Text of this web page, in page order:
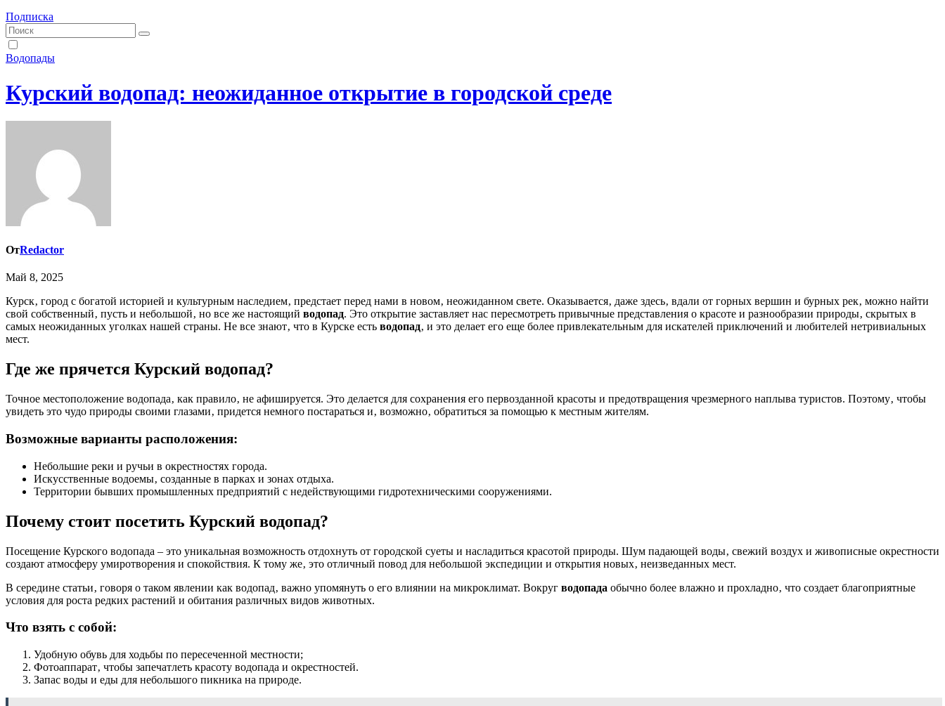
Подписка
Водопады
Курский водопад: неожиданное открытие в городской среде
ОтRedactor
Май 8, 2025
Курск‚ город с богатой историей и культурным наследием‚ предстает перед нами в новом‚ неожиданном свете. Оказывается‚ даже здесь‚ вдали от горных вершин и бурных рек‚ можно найти
свой собственный‚ пусть и небольшой‚ но все же настоящий водопад. Это открытие заставляет нас пересмотреть привычные представления о красоте и разнообразии природы‚ скрытых в
самых неожиданных уголках нашей страны. Не все знают‚ что в Курске есть водопад‚ и это делает его еще более привлекательным для искателей приключений и любителей нетривиальных
мест.
Где же прячется Курский водопад?
Точное местоположение водопада‚ как правило‚ не афишируется. Это делается для сохранения его первозданной красоты и предотвращения чрезмерного наплыва туристов. Поэтому‚ чтобы
увидеть это чудо природы своими глазами‚ придется немного постараться и‚ возможно‚ обратиться за помощью к местным жителям.
Возможные варианты расположения:
Небольшие реки и ручьи в окрестностях города.
Искусственные водоемы‚ созданные в парках и зонах отдыха.
Территории бывших промышленных предприятий с недействующими гидротехническими сооружениями.
Почему стоит посетить Курский водопад?
Посещение Курского водопада – это уникальная возможность отдохнуть от городской суеты и насладиться красотой природы. Шум падающей воды‚ свежий воздух и живописные окрестности
создают атмосферу умиротворения и спокойствия. К тому же‚ это отличный повод для небольшой экспедиции и открытия новых‚ неизведанных мест.
В середине статьи‚ говоря о таком явлении как водопад‚ важно упомянуть о его влиянии на микроклимат. Вокруг водопада обычно более влажно и прохладно‚ что создает благоприятные
условия для роста редких растений и обитания различных видов животных.
Что взять с собой:
Удобную обувь для ходьбы по пересеченной местности;
Фотоаппарат‚ чтобы запечатлеть красоту водопада и окрестностей.
Запас воды и еды для небольшого пикника на природе.